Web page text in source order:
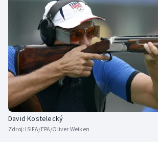
Rychlobruslení
Rychlostní kanoistika
Short track
Sportovní střelba
Stolní tenis
David Kostelecký
Zdroj: ISIFA/EPA/Oliver Weiken